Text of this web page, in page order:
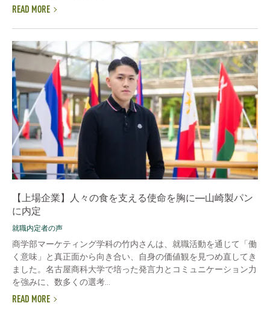
READ MORE
【上場企業】人々の食を支える使命を胸に―山崎製パン
に内定
就職内定者の声
商学部マーケティング学科の竹内さんは、就職活動を通じて「働
く意味」と真正面から向き合い、自身の価値観を見つめ直してき
ました。名古屋商科大学で培った発言力とコミュニケーション力
を強みに、数多くの選考...
READ MORE